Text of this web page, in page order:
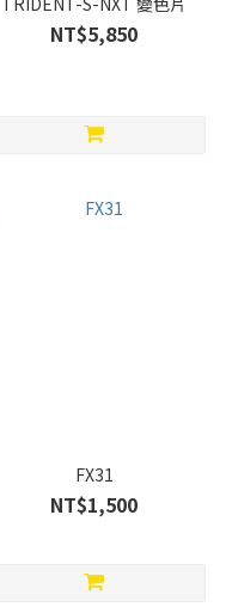
NT$5,850
FX31
NT$1,500